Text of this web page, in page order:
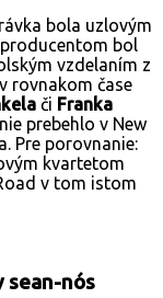
bola uzlovým
bol
vzdelaním z
rovnakom čase
či Franka
prebehlo v New
Pre porovnanie:
kvartetom
v tom istom
sean-nós